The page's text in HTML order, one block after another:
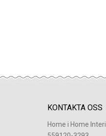
KONTAKTA OSS
Home i Home